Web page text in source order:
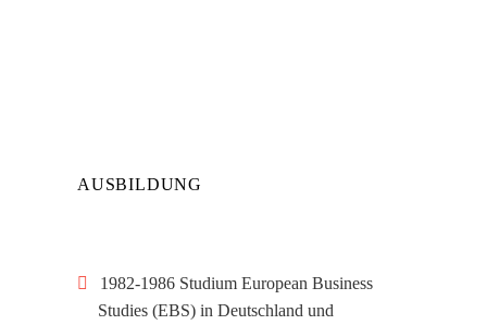
AUSBILDUNG
1982-1986 Studium European Business
Studies (EBS) in Deutschland und